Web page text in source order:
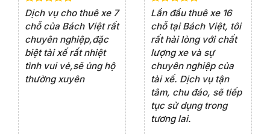
Dịch vụ cho thuê xe 7
chỗ của Bách Việt rất
chuyên nghiệp,đặc
biệt tài xế rất nhiệt
tình vui vẻ,sẽ ủng hộ
thường xuyên
Lần đầu thuê xe 16
chỗ tại Bách Việt, tôi
rất hài lòng với chất
lượng xe và sự
chuyên nghiệp của
tài xế. Dịch vụ tận
tâm, chu đáo, sẽ tiếp
tục sử dụng trong
tương lai.